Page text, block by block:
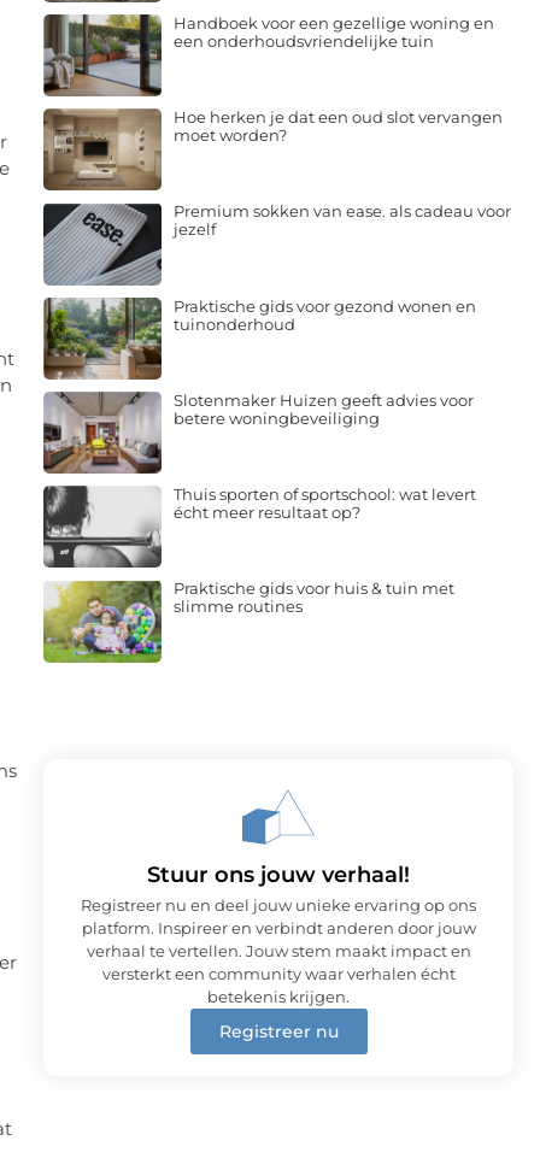
Handboek voor een gezellige woning en
een onderhoudsvriendelijke tuin
Hoe herken je dat een oud slot vervangen
moet worden?
Premium sokken van ease. als cadeau voor
jezelf
Praktische gids voor gezond wonen en
tuinonderhoud
Slotenmaker Huizen geeft advies voor
betere woningbeveiliging
Thuis sporten of sportschool: wat levert
écht meer resultaat op?
Praktische gids voor huis & tuin met
slimme routines
Stuur ons jouw verhaal!
Registreer nu en deel jouw unieke ervaring op ons
platform. Inspireer en verbindt anderen door jouw
verhaal te vertellen. Jouw stem maakt impact en
versterkt een community waar verhalen écht
betekenis krijgen.
Registreer nu